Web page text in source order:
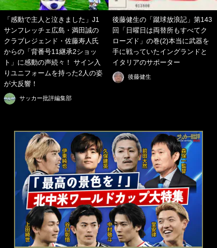
「感動で主人と泣きました」J1
サンフレッチェ広島・満田誠の
クラブレジェンド・佐藤寿人氏
からの「背番号11継承2ショッ
ト」に感動の声続々！ サイン入
りユニフォームを持った2人の姿
が大反響！
サッカー批評編集部
後藤健生の「蹴球放浪記」第143
回「日曜日は両替所もすべてク
ローズド」の巻(2)本当に武器を
手に戦っていたイングランドと
イタリアのサポーター
後藤健生